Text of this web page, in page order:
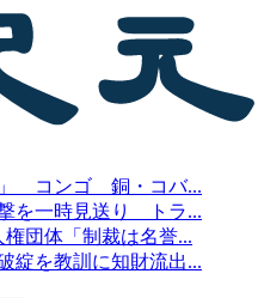
」 コンゴ 銅・コバ...
を一時見送り トラ...
団体「制裁は名誉...
綻を教訓に知財流出...